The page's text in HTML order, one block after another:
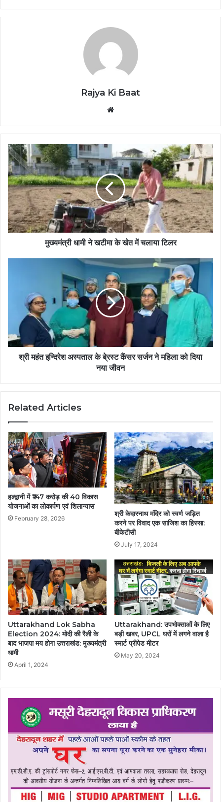
Rajya Ki Baat
मुख्यमंत्री धामी ने खटीमा के खेत में चलाया टिलर
श्री महंत इन्दिरेश अस्पताल के बे्रस्ट कैंसर सर्जन ने महिला को दिया
नया जीवन
Related Articles
हल्द्वानी में ₹147 करोड़ की 40 विकास
योजनाओं का लोकार्पण एवं शिलान्यास
February 28, 2026
श्री केदारनाथ मंदिर को स्वर्ण जड़ित
करने पर विवाद एक साजिश का हिस्सा:
बीकेटीसी
July 17, 2024
Uttarakhand Lok Sabha
Election 2024: मोदी की रैली के
बाद भाजपा मय होगा उत्तराखंड: मुख्यमंत्री
धामी
April 1, 2024
Uttarakhand: उपभोक्ताओं के लिए
बड़ी खबर, UPCL घरों में लगने वाला है
स्मार्ट प्रीपेड मीटर
May 20, 2024